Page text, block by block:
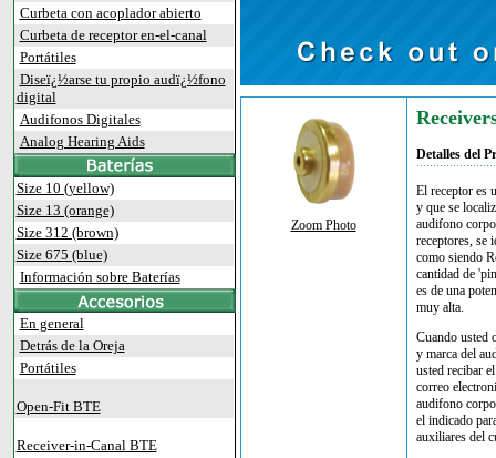
Curbeta con acoplador abierto
Curbeta de receptor en-el-canal
Portátiles
Diseï¿½arse tu propio audï¿½fono
digital
Audifonos Digitales
Analog Hearing Aids
Size 10 (yellow)
Size 13 (orange)
Size 312 (brown)
Size 675 (blue)
Información sobre Baterías
En general
Detrás de la Oreja
Portátiles
Open-Fit BTE
Receiver-in-Canal BTE
Zoom Photo
Detalles del
El receptor es
y que se
audifono
receptores, se
como siendo
cantidad de
es de una
muy alta.
Cuando usted
y marca del
usted recibar
correo
audifono
el indicado
auxiliares del